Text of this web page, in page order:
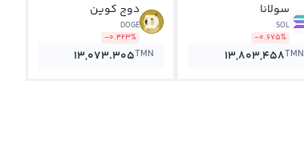
سولانا
SOL
-0.675%
13,803,458TMN
دوج کوین
DOGE
-0.423%
13,073.305TMN